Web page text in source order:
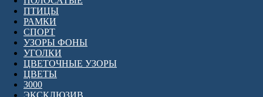
ПТИЦЫ
РАМКИ
СПОРТ
УЗОРЫ ФОНЫ
УГОЛКИ
ЦВЕТОЧНЫЕ УЗОРЫ
ЦВЕТЫ
3000